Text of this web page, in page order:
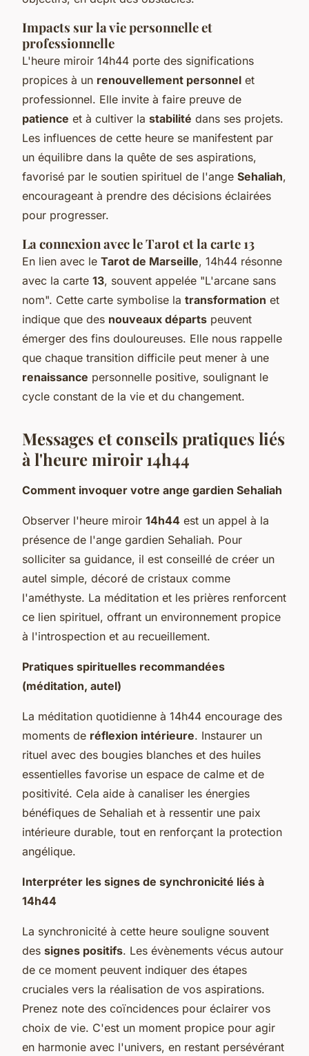
Impacts sur la vie personnelle et
professionnelle
L'heure miroir 14h44 porte des significations
propices à un renouvellement personnel et
professionnel. Elle invite à faire preuve de
patience et à cultiver la stabilité dans ses projets.
Les influences de cette heure se manifestent par
un équilibre dans la quête de ses aspirations,
favorisé par le soutien spirituel de l'ange Sehaliah,
encourageant à prendre des décisions éclairées
pour progresser.
La connexion avec le Tarot et la carte 13
En lien avec le Tarot de Marseille, 14h44 résonne
avec la carte 13, souvent appelée "L'arcane sans
nom". Cette carte symbolise la transformation et
indique que des nouveaux départs peuvent
émerger des fins douloureuses. Elle nous rappelle
que chaque transition difficile peut mener à une
renaissance personnelle positive, soulignant le
cycle constant de la vie et du changement.
Messages et conseils pratiques liés
à l'heure miroir 14h44
Comment invoquer votre ange gardien Sehaliah
Observer l'heure miroir 14h44 est un appel à la
présence de l'ange gardien Sehaliah. Pour
solliciter sa guidance, il est conseillé de créer un
autel simple, décoré de cristaux comme
l'améthyste. La méditation et les prières renforcent
ce lien spirituel, offrant un environnement propice
à l'introspection et au recueillement.
Pratiques spirituelles recommandées
(méditation, autel)
La méditation quotidienne à 14h44 encourage des
moments de réflexion intérieure. Instaurer un
rituel avec des bougies blanches et des huiles
essentielles favorise un espace de calme et de
positivité. Cela aide à canaliser les énergies
bénéfiques de Sehaliah et à ressentir une paix
intérieure durable, tout en renforçant la protection
angélique.
Interpréter les signes de synchronicité liés à
14h44
La synchronicité à cette heure souligne souvent
des signes positifs. Les évènements vécus autour
de ce moment peuvent indiquer des étapes
cruciales vers la réalisation de vos aspirations.
Prenez note des coïncidences pour éclairer vos
choix de vie. C'est un moment propice pour agir
en harmonie avec l'univers, en restant persévérant